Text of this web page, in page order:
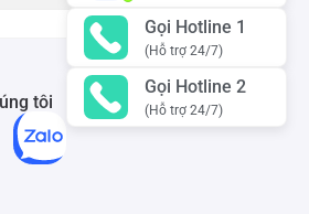
tôi
Gọi Hotline 1
(Hỗ trợ 24/7)
Gọi Hotline 2
(Hỗ trợ 24/7)